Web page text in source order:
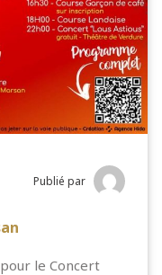
Publié par
le Concert